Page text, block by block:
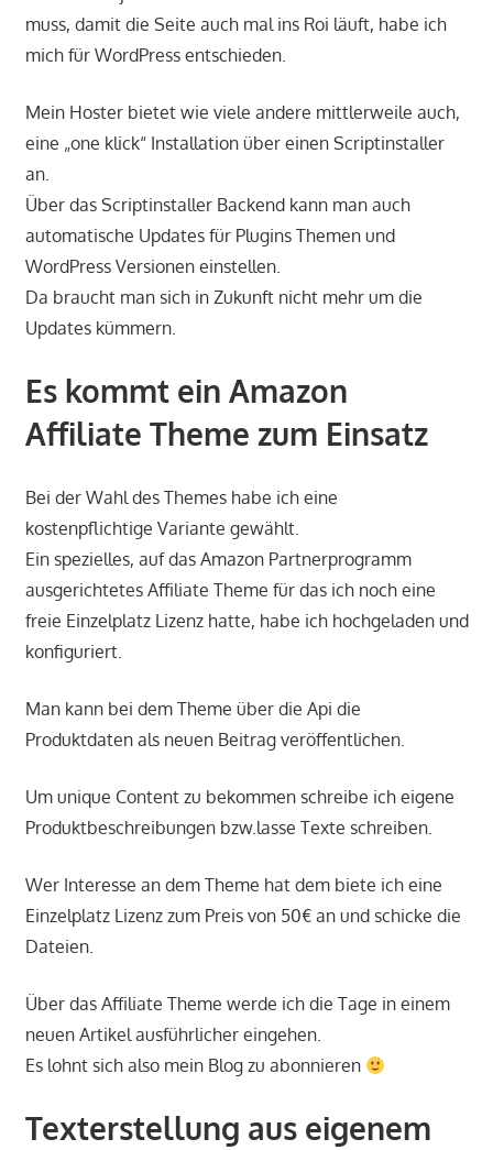
muss, damit die Seite auch mal ins Roi läuft, habe ich
mich für WordPress entschieden.
Mein Hoster bietet wie viele andere mittlerweile auch,
eine „one klick“ Installation über einen Scriptinstaller
an.
Über das Scriptinstaller Backend kann man auch
automatische Updates für Plugins Themen und
WordPress Versionen einstellen.
Da braucht man sich in Zukunft nicht mehr um die
Updates kümmern.
Es kommt ein Amazon
Affiliate Theme zum Einsatz
Bei der Wahl des Themes habe ich eine
kostenpflichtige Variante gewählt.
Ein spezielles, auf das Amazon Partnerprogramm
ausgerichtetes Affiliate Theme für das ich noch eine
freie Einzelplatz Lizenz hatte, habe ich hochgeladen und
konfiguriert.
Man kann bei dem Theme über die Api die
Produktdaten als neuen Beitrag veröffentlichen.
Um unique Content zu bekommen schreibe ich eigene
Produktbeschreibungen bzw.lasse Texte schreiben.
Wer Interesse an dem Theme hat dem biete ich eine
Einzelplatz Lizenz zum Preis von 50€ an und schicke die
Dateien.
Über das Affiliate Theme werde ich die Tage in einem
neuen Artikel ausführlicher eingehen.
Es lohnt sich also mein Blog zu abonnieren
Texterstellung aus eigenem